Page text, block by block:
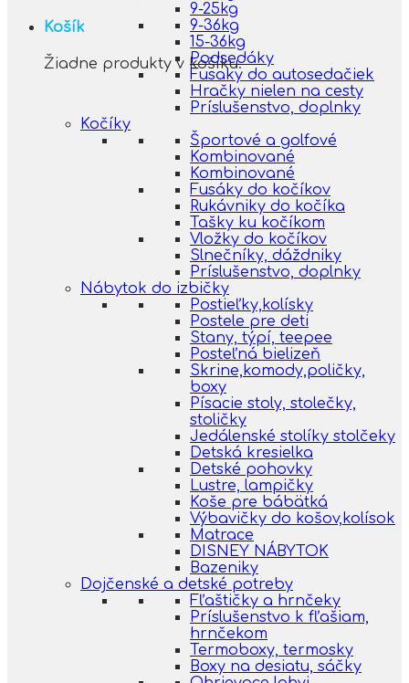
Košík
Žiadne produkty v košíku.
9-25kg
9-36kg
15-36kg
Podsedáky
Fusaky do autosedačiek
Hračky nielen na cesty
Príslušenstvo, doplnky
Kočíky
Športové a golfové
Kombinované
Kombinované
Fusáky do kočíkov
Rukávniky do kočíka
Tašky ku kočíkom
Vložky do kočíkov
Slnečníky, dáždniky
Príslušenstvo, doplnky
Nábytok do izbičky
Postieľky,kolísky
Postele pre deti
Stany, týpí, teepee
Posteľná bielizeň
Skrine,komody,poličky,
boxy
Písacie stoly, stolečky,
stoličky
Jedálenské stolíky stolčeky
Detská kresielka
Detské pohovky
Lustre, lampičky
Koše pre bábätká
Výbavičky do košov,kolísok
Matrace
DISNEY NÁBYTOK
Bazeniky
Dojčenské a detské potreby
Fľaštičky a hrnčeky
Príslušenstvo k fľašiam,
hrnčekom
Termoboxy, termosky
Boxy na desiatu, sáčky